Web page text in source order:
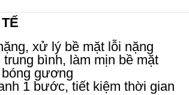
xử lý bề mặt lỗi nặng
bình, làm mịn bề mặt
gương
1 bước, tiết kiệm thời gian